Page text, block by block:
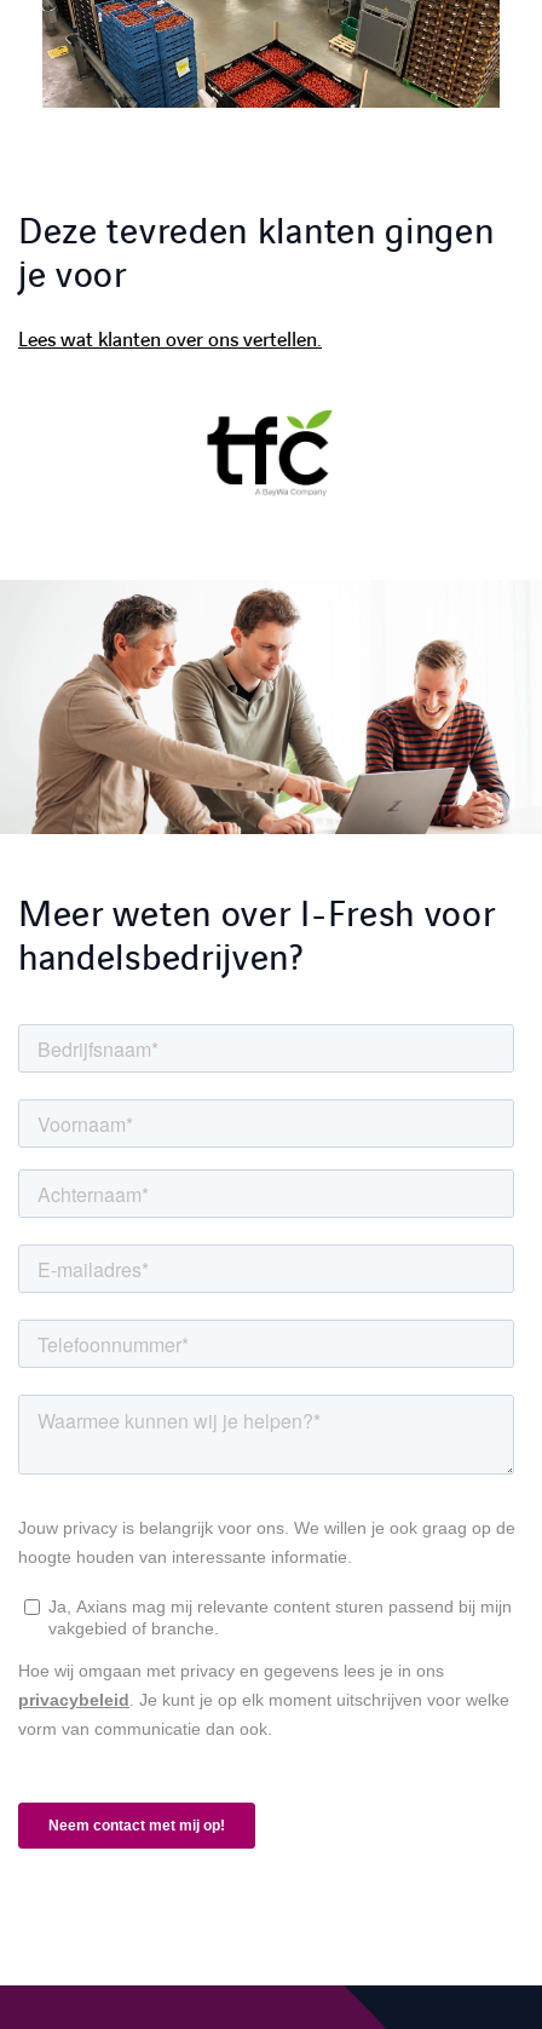
LINKEDINYOUTUBEFACEBOOK
TWITTER
Deze tevreden klanten gingen
je voor
Lees wat klanten over ons vertellen.
Meer weten over I-Fresh voor
handelsbedrijven?